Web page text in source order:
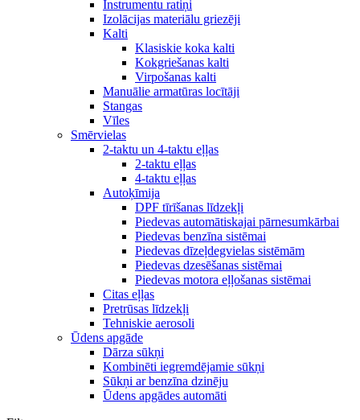
Instrumentu ratiņi
Izolācijas materiālu griezēji
Kalti
Klasiskie koka kalti
Kokgriešanas kalti
Virpošanas kalti
Manuālie armatūras locītāji
Stangas
Vīles
Smērvielas
2-taktu un 4-taktu eļļas
2-taktu eļļas
4-taktu eļļas
Autoķīmija
DPF tīrīšanas līdzekļi
Piedevas automātiskajai pārnesumkārbai
Piedevas benzīna sistēmai
Piedevas dīzeļdegvielas sistēmām
Piedevas dzesēšanas sistēmai
Piedevas motora eļļošanas sistēmai
Citas eļļas
Pretrūsas līdzekļi
Tehniskie aerosoli
Ūdens apgāde
Dārza sūkņi
Kombinēti iegremdējamie sūkņi
Sūkņi ar benzīna dzinēju
Ūdens apgādes automāti